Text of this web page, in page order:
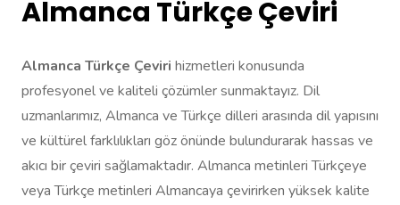
Almanca Türkçe Çeviri
Almanca Türkçe Çeviri hizmetleri konusunda
profesyonel ve kaliteli çözümler sunmaktayız. Dil
uzmanlarımız, Almanca ve Türkçe dilleri arasında dil yapısını
ve kültürel farklılıkları göz önünde bulundurarak hassas ve
akıcı bir çeviri sağlamaktadır. Almanca metinleri Türkçeye
veya Türkçe metinleri Almancaya çevirirken yüksek kalite